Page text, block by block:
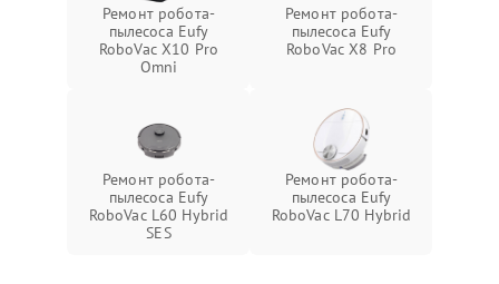
Ремонт робота-
пылесоса Eufy
RoboVac X10 Pro
Omni
Ремонт робота-
пылесоса Eufy
RoboVac X8 Pro
Ремонт робота-
пылесоса Eufy
RoboVac L60 Hybrid
SES
Ремонт робота-
пылесоса Eufy
RoboVac L70 Hybrid